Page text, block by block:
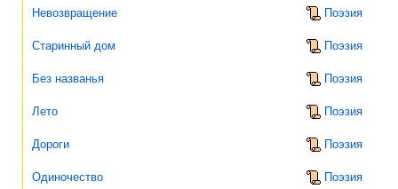
Невозвращение Поэзия
Старинный дом Поэзия
Без названья Поэзия
Лето Поэзия
Дороги Поэзия
Одиночество Поэзия